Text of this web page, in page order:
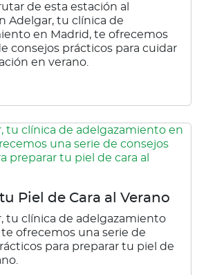
de esta estación al
Adelgar, tu clínica de
en Madrid, te ofrecemos
consejos prácticos para cuidar
en verano.
Piel de Cara al Verano
tu clínica de adelgazamiento
ofrecemos una serie de
para preparar tu piel de